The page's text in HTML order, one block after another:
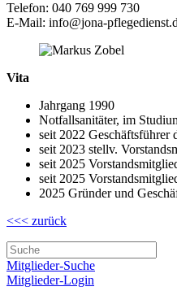
Telefon: 040 769 999 730
E-Mail: info@jona-
Vita
Jahrgang 1990
Notfallsanitäter, im
seit 2022 Geschäftsführer
seit 2023 stellv.
seit 2025
seit 2025
2025 Gründer und
<<< zurück
Mitglieder-Suche
Mitglieder-Login